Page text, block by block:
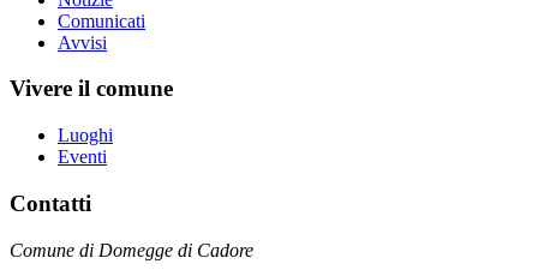
Comunicati
Avvisi
Vivere il comune
Luoghi
Eventi
Contatti
Comune di Domegge di Cadore